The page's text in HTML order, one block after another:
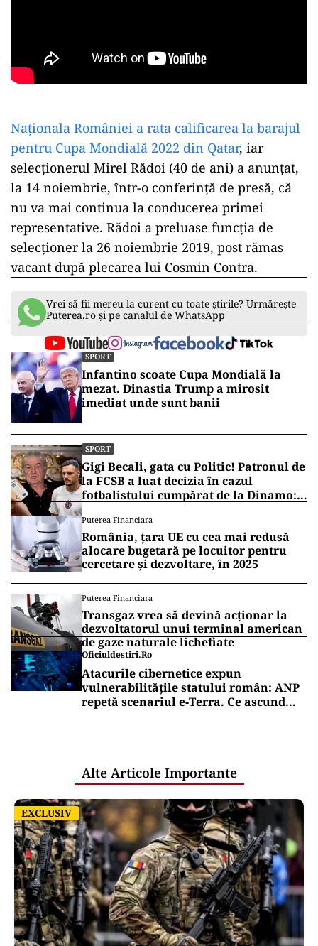
Naționala României a rata calificarea la barajul
pentru Cupa Mondială 2022 din Qatar, iar
selecţionerul Mirel Rădoi (40 de ani) a anunţat,
la 14 noiembrie, într-o conferinţă de presă, că
nu va mai continua la conducerea primei
representative. Rădoi a preluase funcţia de
selecţioner la 26 noiembrie 2019, post rămas
vacant după plecarea lui Cosmin Contra.
Vrei să fii mereu la curent cu toate știrile? Urmărește
Puterea.ro și pe canalul de WhatsApp
SPORT
Infantino scoate Cupa Mondială la
mezat. Dinastia Trump a mirosit
imediat unde sunt banii
SPORT
Gigi Becali, gata cu Politic! Patronul de
la FCSB a luat decizia în cazul
fotbalistului cumpărat de la Dinamo:
Puterea Financiara
România, țara UE cu cea mai redusă
alocare bugetară pe locuitor pentru
cercetare și dezvoltare, în 2025
Puterea Financiara
Transgaz vrea să devină acționar la
dezvoltatorul unui terminal american
de gaze naturale lichefiate
Oficiuldestiri.ro
Atacurile cibernetice expun
vulnerabilitățile statului român: ANP
repetă scenariul e‑Terra. Ce ascund
Alte Articole Importante
EXCLUSIV
EXCLUSIV